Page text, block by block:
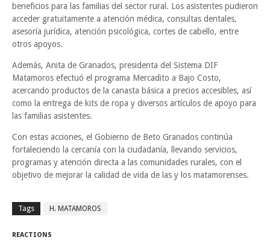
beneficios para las familias del sector rural. Los asistentes pudieron
acceder gratuitamente a atención médica, consultas dentales,
asesoría jurídica, atención psicológica, cortes de cabello, entre
otros apoyos.
Además, Anita de Granados, presidenta del Sistema DIF
Matamoros efectuó el programa Mercadito a Bajo Costo,
acercando productos de la canasta básica a precios accesibles, así
como la entrega de kits de ropa y diversos artículos de apoyo para
las familias asistentes.
Con estas acciones, el Gobierno de Beto Granados continúa
fortaleciendo la cercanía con la ciudadanía, llevando servicios,
programas y atención directa a las comunidades rurales, con el
objetivo de mejorar la calidad de vida de las y los matamorenses.
Tags H. MATAMOROS
REACTIONS